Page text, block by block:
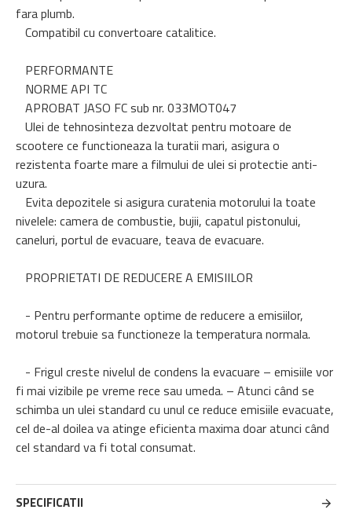
fara plumb.
Compatibil cu convertoare catalitice.
PERFORMANTE
NORME API TC
APROBAT JASO FC sub nr. 033MOT047
Ulei de tehnosinteza dezvoltat pentru motoare de
scootere ce functioneaza la turatii mari, asigura o
rezistenta foarte mare a filmului de ulei si protectie anti-
uzura.
Evita depozitele si asigura curatenia motorului la toate
nivelele: camera de combustie, bujii, capatul pistonului,
caneluri, portul de evacuare, teava de evacuare.
PROPRIETATI DE REDUCERE A EMISIILOR
- Pentru performante optime de reducere a emisiilor,
motorul trebuie sa functioneze la temperatura normala.
- Frigul creste nivelul de condens la evacuare – emisiile vor
fi mai vizibile pe vreme rece sau umeda. – Atunci când se
schimba un ulei standard cu unul ce reduce emisiile evacuate,
cel de-al doilea va atinge eficienta maxima doar atunci când
cel standard va fi total consumat.
SPECIFICATII